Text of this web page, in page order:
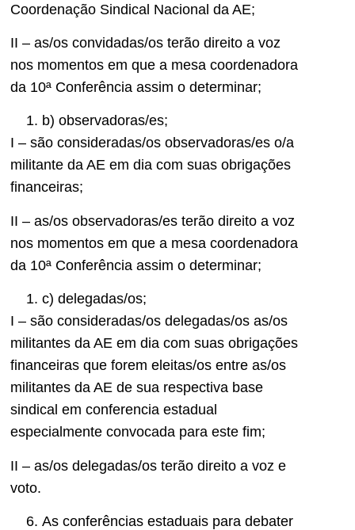
Coordenação Sindical Nacional da AE;
II – as/os convidadas/os terão direito a voz
nos momentos em que a mesa coordenadora
da 10ª Conferência assim o determinar;
b) observadoras/es;
I – são consideradas/os observadoras/es o/a
militante da AE em dia com suas obrigações
financeiras;
II – as/os observadoras/es terão direito a voz
nos momentos em que a mesa coordenadora
da 10ª Conferência assim o determinar;
c) delegadas/os;
I – são consideradas/os delegadas/os as/os
militantes da AE em dia com suas obrigações
financeiras que forem eleitas/os entre as/os
militantes da AE de sua respectiva base
sindical em conferencia estadual
especialmente convocada para este fim;
II – as/os delegadas/os terão direito a voz e
voto.
As conferências estaduais para debater